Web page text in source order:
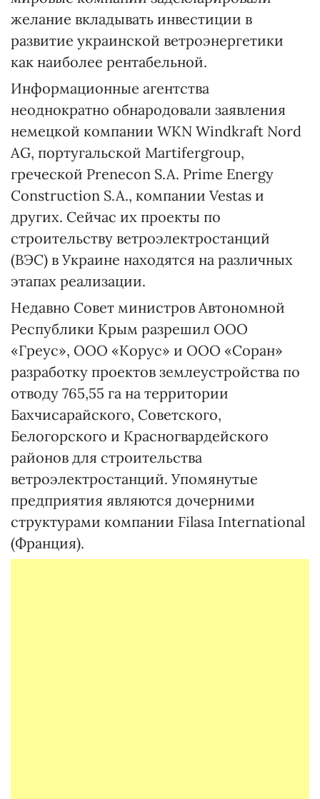
желание вкладывать инвестиции в
развитие украинской ветроэнергетики
как наиболее рентабельной.
Информационные агентства
неоднократно обнародовали заявления
немецкой компании WKN Windkraft Nord
AG, португальской Martifergroup,
греческой Prenecon S.A. Prime Energy
Construction S.A., компании Vestas и
других. Сейчас их проекты по
строительству ветро­электростанций
(ВЭС) в Украине находятся на различных
этапах реализации.
Недавно Совет министров Автономной
Республики Крым разрешил ООО
«Греус», ООО «Корус» и ООО «Соран»
разработку проектов землеустройства по
отводу 765,55 га на территории
Бахчисарайского, Со­ветс­кого,
Белогорского и Красно­гвар­дейского
районов для строи­тельства
ветроэлектростанций. Упомянутые
предприятия являются дочерними
структурами компании Filasa International
(Франция).